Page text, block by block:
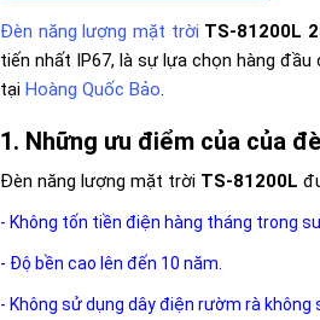
Đèn năng lượng mặt trời TS-81200L
tiến nhất IP67, là sự lựa chọn hàng
tạiHoàng Quốc Bảo
Những ưu điểm của của
Đèn năng lượng mặt trời TS-81200L
- Không tốn tiền điện hàng tháng trong
- Độ bền cao lên đến 10 năm.
- Không sử dụng dây điện rườm rà